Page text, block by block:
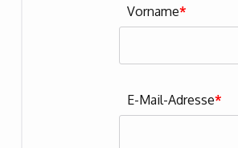
Vorname*
E-Mail-Adresse*